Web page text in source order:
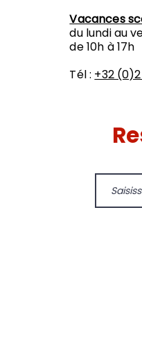
Vacances
du lundi au
de 10h à 17h
Tél : +32 (0)2